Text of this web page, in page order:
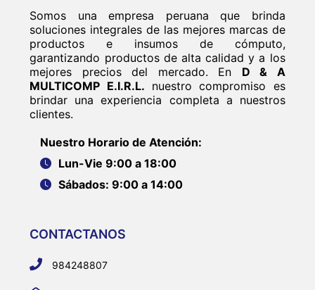
Somos una empresa peruana que brinda
soluciones integrales de las mejores marcas de
productos e insumos de cómputo,
garantizando productos de alta calidad y a los
mejores precios del mercado. En D & A
MULTICOMP E.I.R.L. nuestro compromiso es
brindar una experiencia completa a nuestros
clientes.
Nuestro Horario de Atención:
Lun-Vie 9:00 a 18:00
Sábados: 9:00 a 14:00
CONTACTANOS
984248807